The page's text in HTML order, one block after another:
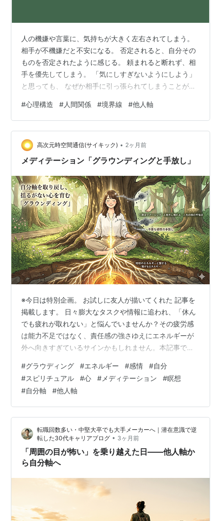
人の機嫌や言葉に、気持ちが大きく左右されてしまう。
相手が不機嫌だと不安になる。 否定されると、自分その
ものを否定されたように感じる。 頼まれると断れず、相
手を優先してしまう。 「気にしすぎないようにしよう」
と思っても、 なぜか相手に引っ張られてしまうことがあ
「気を遣える」だけではありません。 そこには、 “自分
と相手の境界が曖昧になっている状態” が関わっているこ
とがあります。 人はなぜ、 相手の感情や反応にここまで
影響されてしまうのでしょうか。 その背景には、 安心感
や自己価値を「相手との関係」の中で保とうとする構造
#心理構造 #人間関係 #境界線 #他人軸
高次元時空間通信(サイキック) • 2ヶ月前
メディテーション「グラウンディングと手放し」
※今日は特別企画。 お試しに友人が描いてくれた 記事を
掲載します。 日々膨大なタスクや情報に追われ、「休ん
でも疲れが取れない」と悩んでいませんか？その疲労感
は能力不足ではなく、責任感の強さゆえにエネルギーが
外へ向きすぎているサインかもしれません。本記事で
ワーク「グラウンディング」と「手放し」を解説しま
す。1日5分でできる実践的な方法を通して、情報過多な
日常から離れ、本来の自分軸と軽やかな心を取り戻しま
しょう。 毎日が忙しく、心が休まらない本当の理由 私た
ちはなぜ、これほどまでに忙しさに心を奪われ、慢性的
な疲労感を抱えてしまうのでしょうか。その原…
#グラウディング #エネルギー #感情 #自分
#スピリチュアル #心 # メディテーション #瞑想
#自分軸 #他人軸
転職回数多い・中堅大卒でも大手メーカーへ｜潜在意識で逆
転した30代キャリアブログ • 3ヶ月前
「周囲の目が怖い」を乗り越えた日——他人軸か
ら自分軸へ